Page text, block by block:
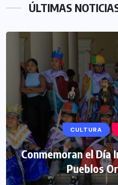
ÚLTIMAS
CULTURA
Conmemoran el Día
Pueblos